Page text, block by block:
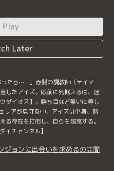
Play
Later
ったら……」赤髪の調教師（テイマ
したアイズ。眼前に見据えるは、迷
ダイオス】。勝ち目など無いに等し
アが見守る中、アイズは単身、階
る存在を打倒し、自らを超克する。
イチャンネル】
ジョンに出会いを求めるのは間